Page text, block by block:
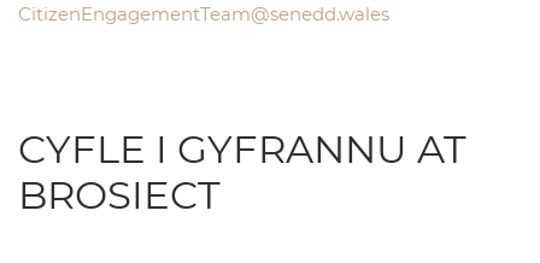
CitizenEngagementTeam@senedd.wales
CYFLE I GYFRANNU AT
BROSIECT